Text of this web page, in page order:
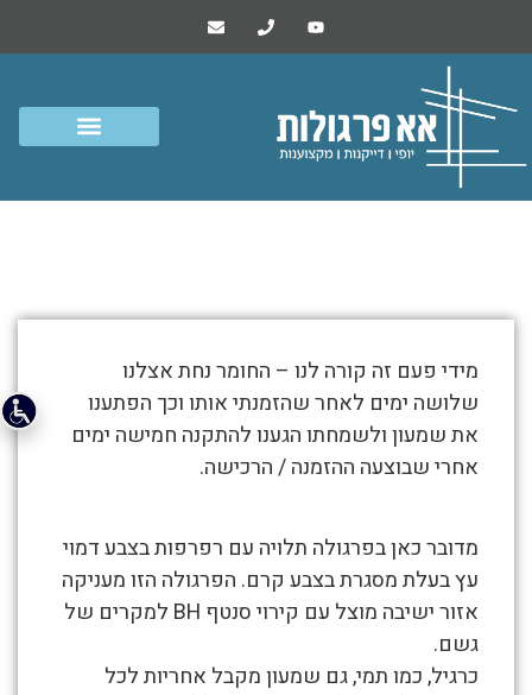
התמונות
מטה
מספרות
את
–
חדרה
מידי פעם זה קורה לנו – החומר נחת אצלנו
שלושה ימים לאחר שהזמנתי אותו וכך הפתענו
את שמעון ולשמחתו הגענו להתקנה חמישה ימים
אחרי שבוצעה ההזמנה / הרכישה.
מדובר כאן בפרגולה תלויה עם רפרפות בצבע דמוי
עץ בעלת מסגרת בצבע קרם. הפרגולה הזו מעניקה
אזור ישיבה מוצל עם קירוי סנטף BH למקרים של
גשם.
כרגיל, כמו תמי, גם שמעון מקבל אחריות לכל